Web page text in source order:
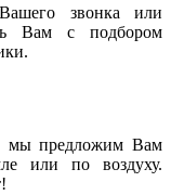
звонка или
Вам с подбором
мы предложим Вам
или по воздуху.